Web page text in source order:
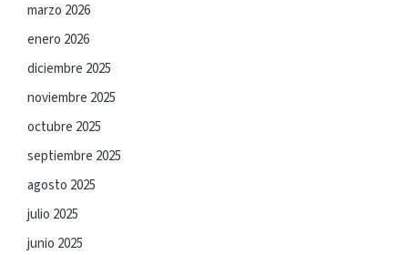
marzo 2026
enero 2026
diciembre 2025
noviembre 2025
octubre 2025
septiembre 2025
agosto 2025
julio 2025
junio 2025